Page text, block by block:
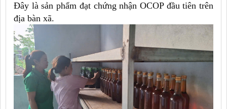
Đây là sản phẩm đạt chứng nhận OCOP đầu tiên trên
địa bàn xã.